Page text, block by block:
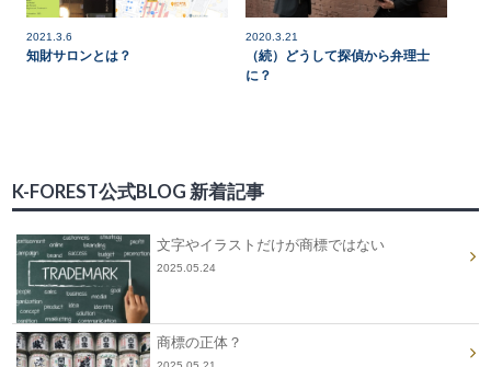
2021.3.6
知財サロンとは？
2020.3.21
（続）どうして探偵から弁理士
に？
K-FOREST公式BLOG 新着記事
文字やイラストだけが商標ではない
2025.05.24
商標の正体？